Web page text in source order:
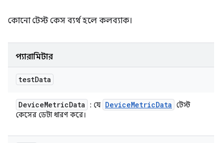
কোনো টেস্ট কেস ব্যর্থ হলে কলব্যাক।
প্যারামিটার
testData
DeviceMetricData : যে DeviceMetricData টেস্ট
কেসের ডেটা ধারণ করে।